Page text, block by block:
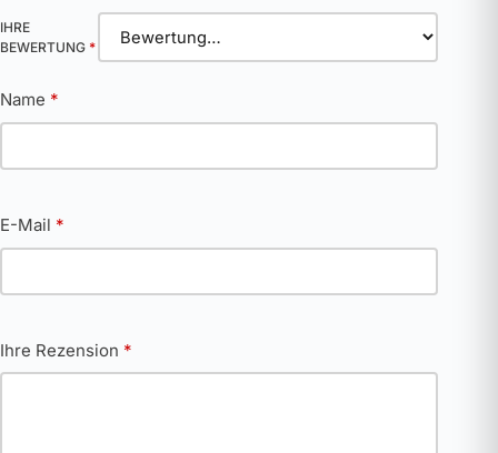
IHRE
BEWERTUNG *
Name *
E-Mail *
Ihre Rezension *